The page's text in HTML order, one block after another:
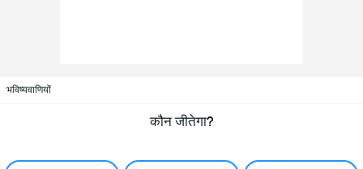
भविष्यवाणियों
कौन जीतेगा?